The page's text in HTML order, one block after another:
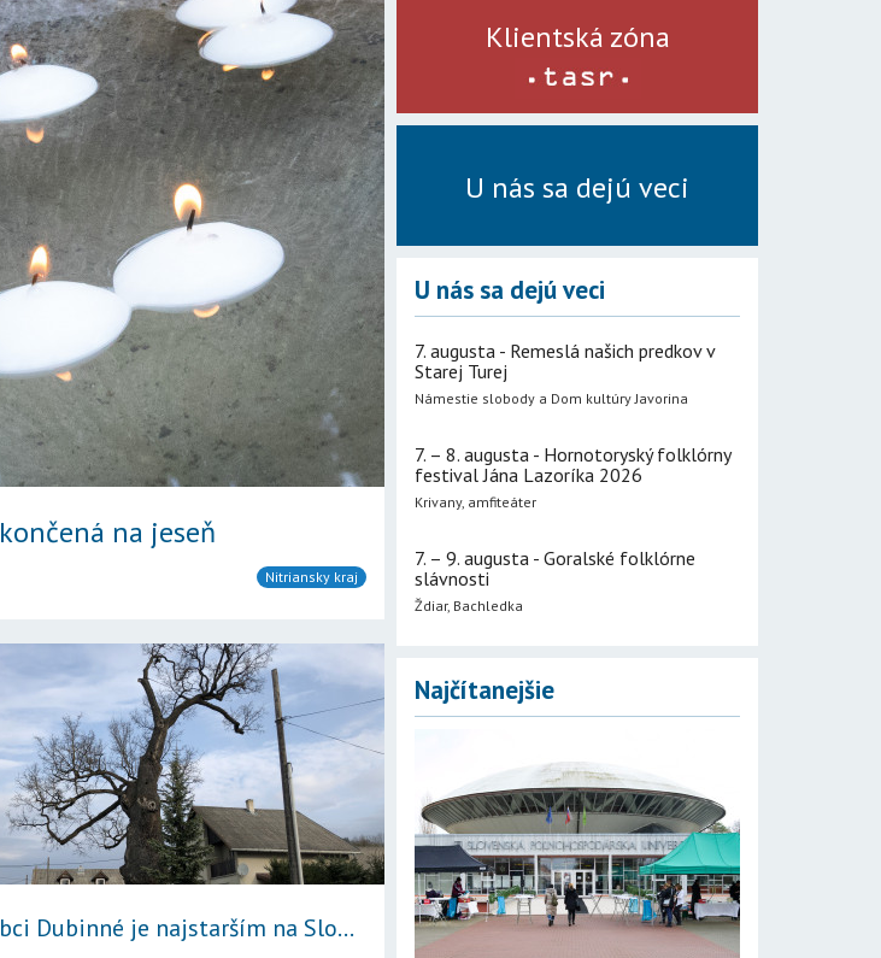
na jeseň
Nitriansky kraj
Dubinné je najstarším na Slo...
Klientská zóna
U nás sa dejú veci
U nás sa dejú veci
7. augusta - Remeslá našich predkov v
Starej Turej
Námestie slobody a Dom kultúry Javorina
7. – 8. augusta - Hornotoryský folklórny
festival Jána Lazoríka 2026
Krivany, amfiteáter
7. – 9. augusta - Goralské folklórne
slávnosti
Ždiar, Bachledka
Najčítanejšie